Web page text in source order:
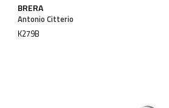
BRERA
Antonio Citterio
K279B